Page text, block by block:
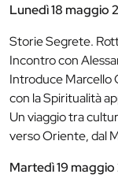
Lunedì 18 maggio
Storie Segrete.
Incontro con
Introduce Marcello
con la Spiritualità
Un viaggio tra
verso Oriente, dal
Martedì 19 maggio